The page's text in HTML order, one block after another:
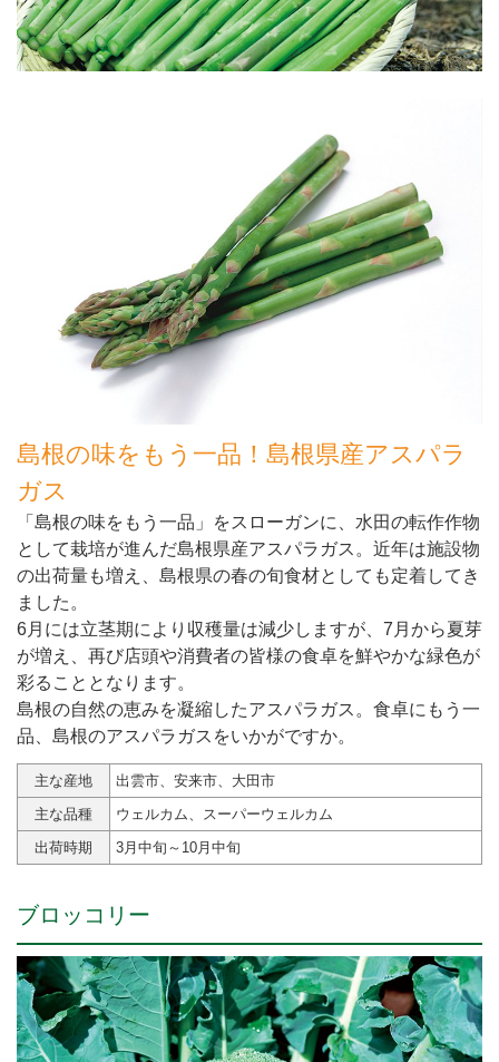
島根の味をもう一品！島根県産アスパラ
ガス
「島根の味をもう一品」をスローガンに、水田の転作作物
として栽培が進んだ島根県産アスパラガス。近年は施設物
の出荷量も増え、島根県の春の旬食材としても定着してき
ました。
6月には立茎期により収穫量は減少しますが、7月から夏芽
が増え、再び店頭や消費者の皆様の食卓を鮮やかな緑色が
彩ることとなります。
島根の自然の恵みを凝縮したアスパラガス。食卓にもう一
品、島根のアスパラガスをいかがですか。
主な産地
出雲市、安来市、大田市
主な品種
ウェルカム、スーパーウェルカム
出荷時期
3月中旬～10月中旬
ブロッコリー